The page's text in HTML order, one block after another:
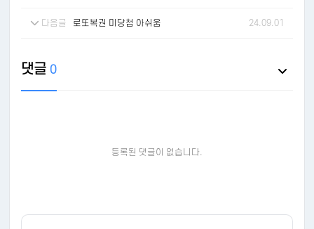
다음글 로또복권 미당첨 아쉬움 24.09.01
댓글 0
등록된 댓글이 없습니다.